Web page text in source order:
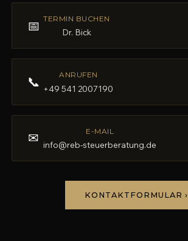
📅 TERMIN BUCHEN
Dr. Bick
📞 ANRUFEN
+49 541 2007190
✉ E-MAIL
info@reb-steuerberatung.de
KONTAKTFORMULAR ›